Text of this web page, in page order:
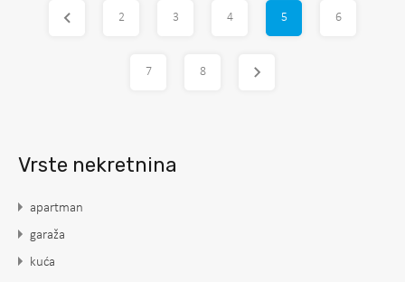
2 3 4 5 6
7 8
Vrste nekretnina
apartman
garaža
kuća